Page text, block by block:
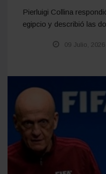
Pierluigi Collina
egipcio y describió las
09 Julio, 2026